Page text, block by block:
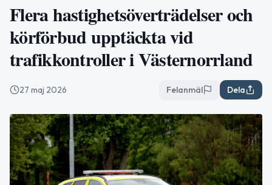
Flera hastighetsöverträdelser och
körförbud upptäckta vid
trafikkontroller i Västernorrland
27 maj 2026 Felanmäl Dela